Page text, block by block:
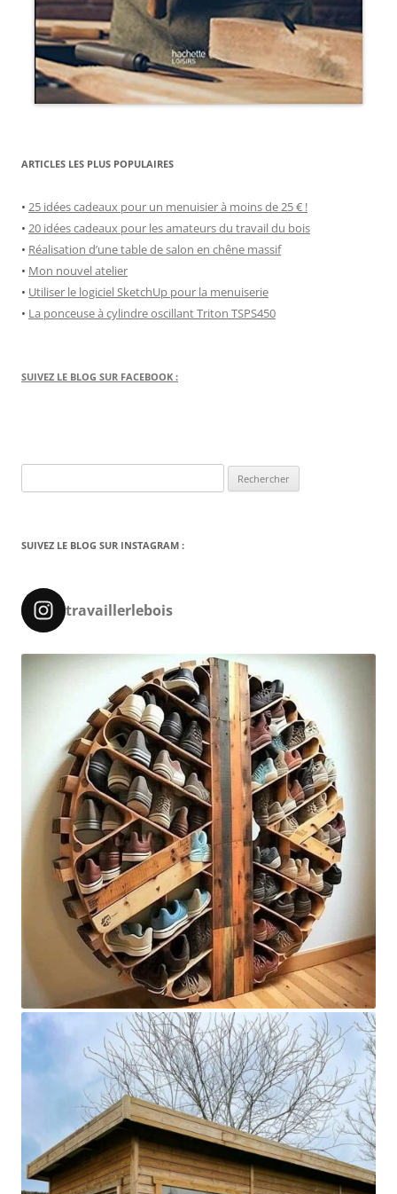
ARTICLES LES PLUS POPULAIRES
• 25 idées cadeaux pour un menuisier à moins de 25 € !
• 20 idées cadeaux pour les amateurs du travail du bois
• Réalisation d’une table de salon en chêne massif
• Mon nouvel atelier
• Utiliser le logiciel SketchUp pour la menuiserie
• La ponceuse à cylindre oscillant Triton TSPS450
SUIVEZ LE BLOG SUR FACEBOOK :
SUIVEZ LE BLOG SUR INSTAGRAM :
travaillerlebois